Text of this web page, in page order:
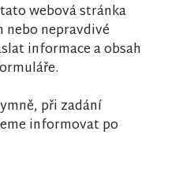
webová stránka
nebo nepravdivé
informace a obsah
při zadání
informovat po